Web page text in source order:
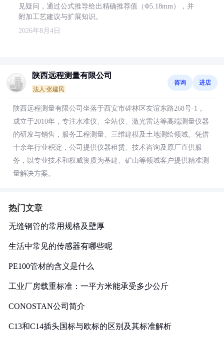
见疑问，通过公式推导给出精确推荐值（Φ5.18mm），并
附加工艺建议与扩展知识。
2026年8月4日
陕西远程测量有限公司
法人:张建民
咨询 进店
陕西远程测量有限公司坐落于西安市碑林区友谊东路268号-1，
成立于2010年，专注水准仪、全站仪、激光雷达等高端测量仪器
的研发与销售，服务工程测量、三维建模及土地测绘领域。凭借
十余年行业积淀，公司提供仪器租赁、技术咨询及原厂直供服
务，以专业技术和权威资质为基建、矿山等领域客户提供精准测
量解决方案。
热门文章
无缝钢管的常用规格及壁厚
生活中常见的传感器有哪些呢
PE100管材的含义是什么
工业厂房载重标准：一平方米能承受多少公斤
CONOSTAN公司简介
C13和C14插头国标与欧标的区别及其标准解析